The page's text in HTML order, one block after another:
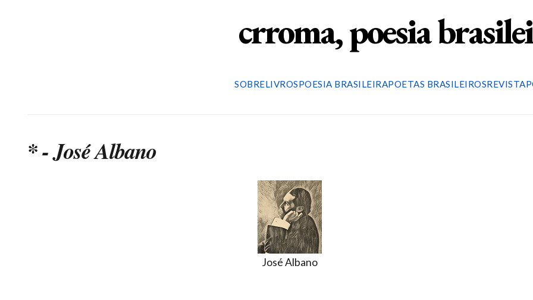
crroma, poesia
SOBRELIVROSPOESIA BRASILEIRAPOETAS BRASILEIROSREVISTA
* - José Albano
José Albano